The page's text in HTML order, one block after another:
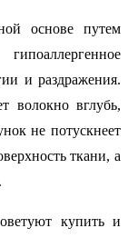
основе путем
и раздражения.
волокно вглубь,
не потускнеет
ткани, а
купить и